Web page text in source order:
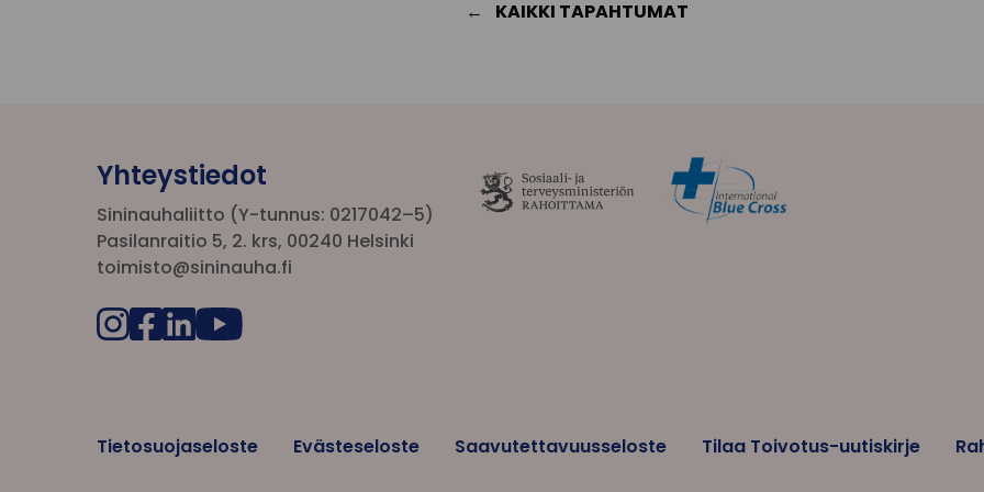
KAIKKI TAPAHTUMAT
Yhteystiedot
Sininauhaliitto (Y-tunnus: 0217042–5)
Pasilanraitio 5, 2. krs, 00240 Helsinki
toimisto@sininauha.fi
Tietosuojaseloste Evästeseloste Saavutettavuusseloste Tilaa Toivotus-uutiskirje